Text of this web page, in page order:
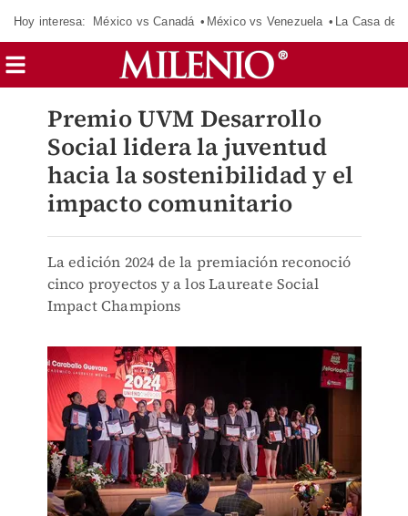
Hoy interesa: México vs Canadá México vs Venezuela La Casa de
Premio UVM Desarrollo
Social lidera la juventud
hacia la sostenibilidad y el
impacto comunitario
La edición 2024 de la premiación reconoció
cinco proyectos y a los Laureate Social
Impact Champions